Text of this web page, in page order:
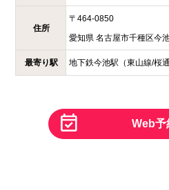
住所
〒 464-0850
愛知県 名古屋市千種区今
最寄り駅 地下鉄今池駅（東山線/桜
Web予